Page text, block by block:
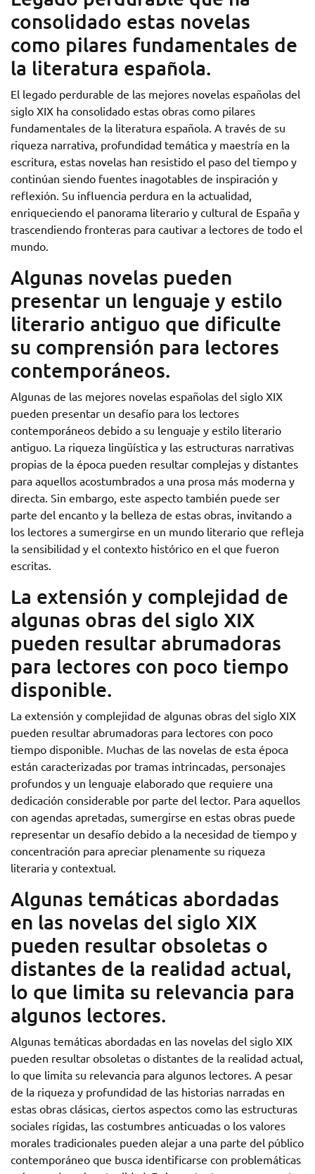
consolidado estas novelas
como pilares fundamentales de
la literatura española.
El legado perdurable de las mejores novelas españolas del
siglo XIX ha consolidado estas obras como pilares
fundamentales de la literatura española. A través de su
riqueza narrativa, profundidad temática y maestría en la
escritura, estas novelas han resistido el paso del tiempo y
continúan siendo fuentes inagotables de inspiración y
reflexión. Su influencia perdura en la actualidad,
enriqueciendo el panorama literario y cultural de España y
trascendiendo fronteras para cautivar a lectores de todo el
mundo.
Algunas novelas pueden
presentar un lenguaje y estilo
literario antiguo que dificulte
su comprensión para lectores
contemporáneos.
Algunas de las mejores novelas españolas del siglo XIX
pueden presentar un desafío para los lectores
contemporáneos debido a su lenguaje y estilo literario
antiguo. La riqueza lingüística y las estructuras narrativas
propias de la época pueden resultar complejas y distantes
para aquellos acostumbrados a una prosa más moderna y
directa. Sin embargo, este aspecto también puede ser
parte del encanto y la belleza de estas obras, invitando a
los lectores a sumergirse en un mundo literario que refleja
la sensibilidad y el contexto histórico en el que fueron
escritas.
La extensión y complejidad de
algunas obras del siglo XIX
pueden resultar abrumadoras
para lectores con poco tiempo
disponible.
La extensión y complejidad de algunas obras del siglo XIX
pueden resultar abrumadoras para lectores con poco
tiempo disponible. Muchas de las novelas de esta época
están caracterizadas por tramas intrincadas, personajes
profundos y un lenguaje elaborado que requiere una
dedicación considerable por parte del lector. Para aquellos
con agendas apretadas, sumergirse en estas obras puede
representar un desafío debido a la necesidad de tiempo y
concentración para apreciar plenamente su riqueza
literaria y contextual.
Algunas temáticas abordadas
en las novelas del siglo XIX
pueden resultar obsoletas o
distantes de la realidad actual,
lo que limita su relevancia para
algunos lectores.
Algunas temáticas abordadas en las novelas del siglo XIX
pueden resultar obsoletas o distantes de la realidad actual,
lo que limita su relevancia para algunos lectores. A pesar
de la riqueza y profundidad de las historias narradas en
estas obras clásicas, ciertos aspectos como las estructuras
sociales rígidas, las costumbres anticuadas o los valores
morales tradicionales pueden alejar a una parte del público
contemporáneo que busca identificarse con problemáticas